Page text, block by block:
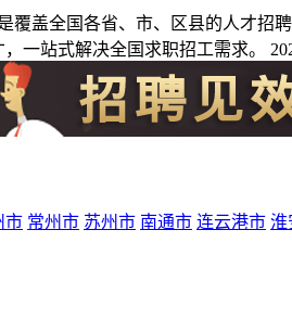
覆盖全国各省、市、区县的人才
一站式解决全国求职招工需求。
市 常州市 苏州市 南通市 连云港市 淮